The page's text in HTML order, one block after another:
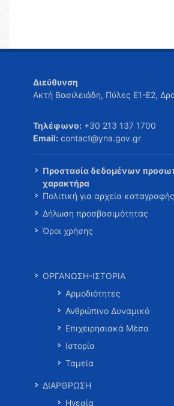
Διεύθυνση
Ακτή Βασιλειάδη, Πύλες Ε1-Ε2,
Τηλέφωνο: +30 213 137 1700
Email: contact@yna.gov.gr
Προστασία δεδομένων
χαρακτήρα
Πολιτική για αρχεία
Δήλωση προσβασιμότητας
Όροι χρήσης
ΟΡΓΑΝΩΣΗ-ΙΣΤΟΡΙΑ
Αρμοδιότητες
Ανθρώπινο Δυναμικό
Επιχειρησιακά Μέσα
Ιστορία
Ταμεία
ΔΙΑΡΘΡΩΣΗ
Ηγεσία